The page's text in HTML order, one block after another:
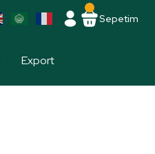
Sepetim
Export